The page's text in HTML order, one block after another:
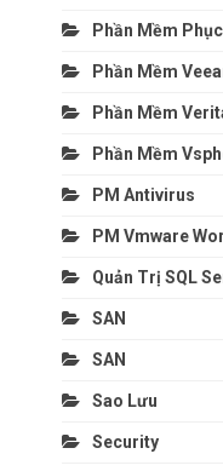
Phần Mềm
Phần Mềm
Phần Mềm
Phần Mềm
PM Antivirus
PM Vmware
Quản Trị SQL
SAN
SAN
Sao Lưu
Security